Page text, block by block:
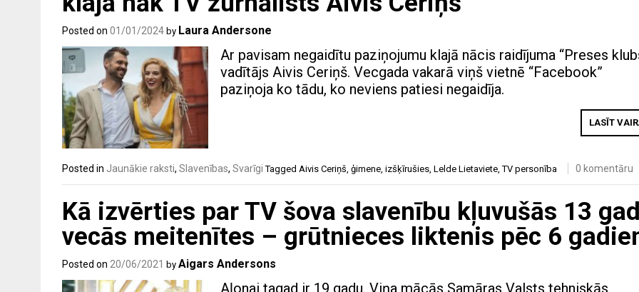
Posted on 01/01/2024 by Laura Andersone
Ar pavisam negaidītu paziņojumu klajā nācis raidījuma “Preses
vadītājs Aivis Ceriņš. Vecgada vakarā viņš vietnē “Facebook”
paziņoja ko tādu, ko neviens patiesi negaidīja.
LASĪT
Posted in Jaunākie raksti, Slavenības, Svarīgi Tagged Aivis Ceriņš, ģimene, izšķīrušies, Lelde Lietaviete,TV personība 0 komentāru
Kā izvērties par TV šova slavenību kļuvušās 13
vecās meitenītes – grūtnieces liktenis pēc 6
Posted on 20/06/2021 by Aigars Andersons
Aļonai tagad ir 19 gadu. Viņa mācās Samāras Valsts tehniskās